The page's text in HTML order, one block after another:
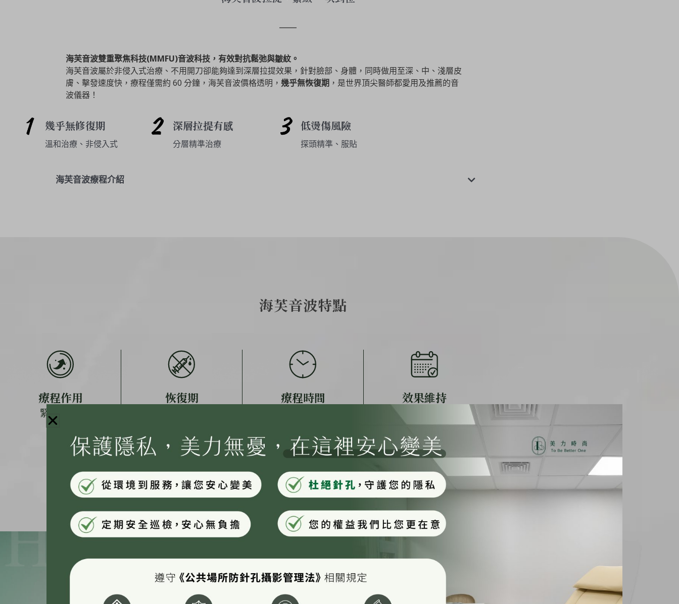
海芙音波雙重聚焦科技(MMFU)音波科技，有效對抗鬆弛與皺紋。
海芙音波屬於非侵入式治療、不用開刀卻能夠達到深層拉提效果，針對臉部、身體，同時做用至深、中、淺層皮
膚、擊發速度快，療程僅需約 60 分鐘，海芙音波價格透明， 幾乎無恢復期 ，是世界頂尖醫師都愛用及推薦的音
波儀器！
幾乎無修復期
溫和治療、非侵入式
深層拉提有感
分層精準治療
低燙傷風險
探頭精準、服貼
海芙音波療程介紹
海芙音波特點
療程作用
緊緻+拉提
恢復期 療程時間 效果維持
海芙音波適用對象